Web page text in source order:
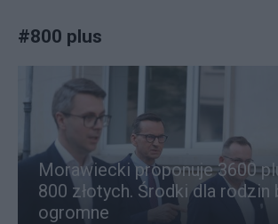
#800 plus
Morawiecki proponuje 3600
800 złotych. Środki dla rodzin
ogromne